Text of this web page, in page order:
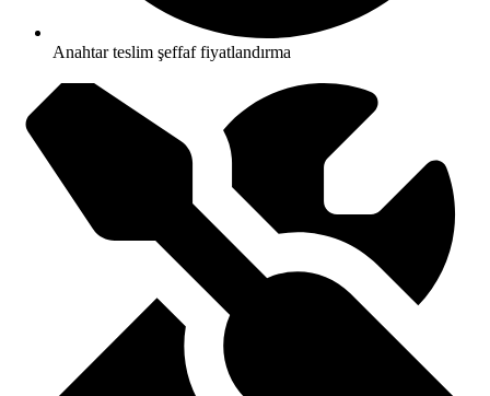
Anahtar teslim şeffaf fiyatlandırma